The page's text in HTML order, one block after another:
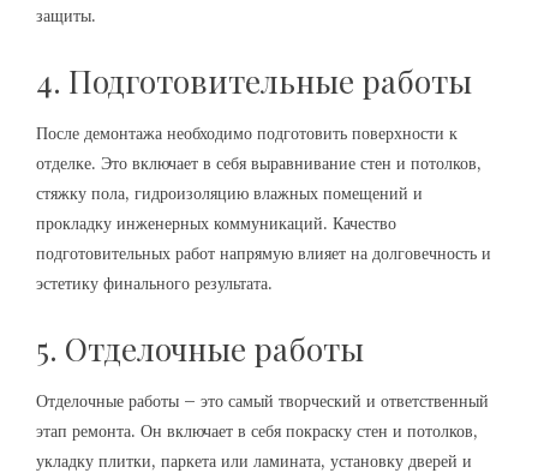
защиты.
4. Подготовительные работы
После демонтажа необходимо подготовить поверхности к
отделке. Это включает в себя выравнивание стен и потолков,
стяжку пола, гидроизоляцию влажных помещений и
прокладку инженерных коммуникаций. Качество
подготовительных работ напрямую влияет на долговечность и
эстетику финального результата.
5. Отделочные работы
Отделочные работы – это самый творческий и ответственный
этап ремонта. Он включает в себя покраску стен и потолков,
укладку плитки, паркета или ламината, установку дверей и